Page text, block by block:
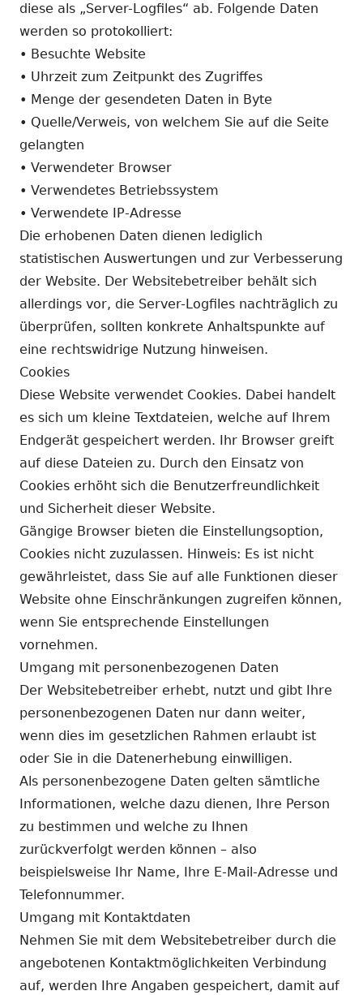
diese als „Server-Logfiles“ ab. Folgende Daten
werden so protokolliert:
• Besuchte Website
• Uhrzeit zum Zeitpunkt des Zugriffes
• Menge der gesendeten Daten in Byte
• Quelle/Verweis, von welchem Sie auf die Seite
gelangten
• Verwendeter Browser
• Verwendetes Betriebssystem
• Verwendete IP-Adresse
Die erhobenen Daten dienen lediglich
statistischen Auswertungen und zur Verbesserung
der Website. Der Websitebetreiber behält sich
allerdings vor, die Server-Logfiles nachträglich zu
überprüfen, sollten konkrete Anhaltspunkte auf
eine rechtswidrige Nutzung hinweisen.
Cookies
Diese Website verwendet Cookies. Dabei handelt
es sich um kleine Textdateien, welche auf Ihrem
Endgerät gespeichert werden. Ihr Browser greift
auf diese Dateien zu. Durch den Einsatz von
Cookies erhöht sich die Benutzerfreundlichkeit
und Sicherheit dieser Website.
Gängige Browser bieten die Einstellungsoption,
Cookies nicht zuzulassen. Hinweis: Es ist nicht
gewährleistet, dass Sie auf alle Funktionen dieser
Website ohne Einschränkungen zugreifen können,
wenn Sie entsprechende Einstellungen
vornehmen.
Umgang mit personenbezogenen Daten
Der Websitebetreiber erhebt, nutzt und gibt Ihre
personenbezogenen Daten nur dann weiter,
wenn dies im gesetzlichen Rahmen erlaubt ist
oder Sie in die Datenerhebung einwilligen.
Als personenbezogene Daten gelten sämtliche
Informationen, welche dazu dienen, Ihre Person
zu bestimmen und welche zu Ihnen
zurückverfolgt werden können – also
beispielsweise Ihr Name, Ihre E-Mail-Adresse und
Telefonnummer.
Umgang mit Kontaktdaten
Nehmen Sie mit dem Websitebetreiber durch die
angebotenen Kontaktmöglichkeiten Verbindung
auf, werden Ihre Angaben gespeichert, damit auf